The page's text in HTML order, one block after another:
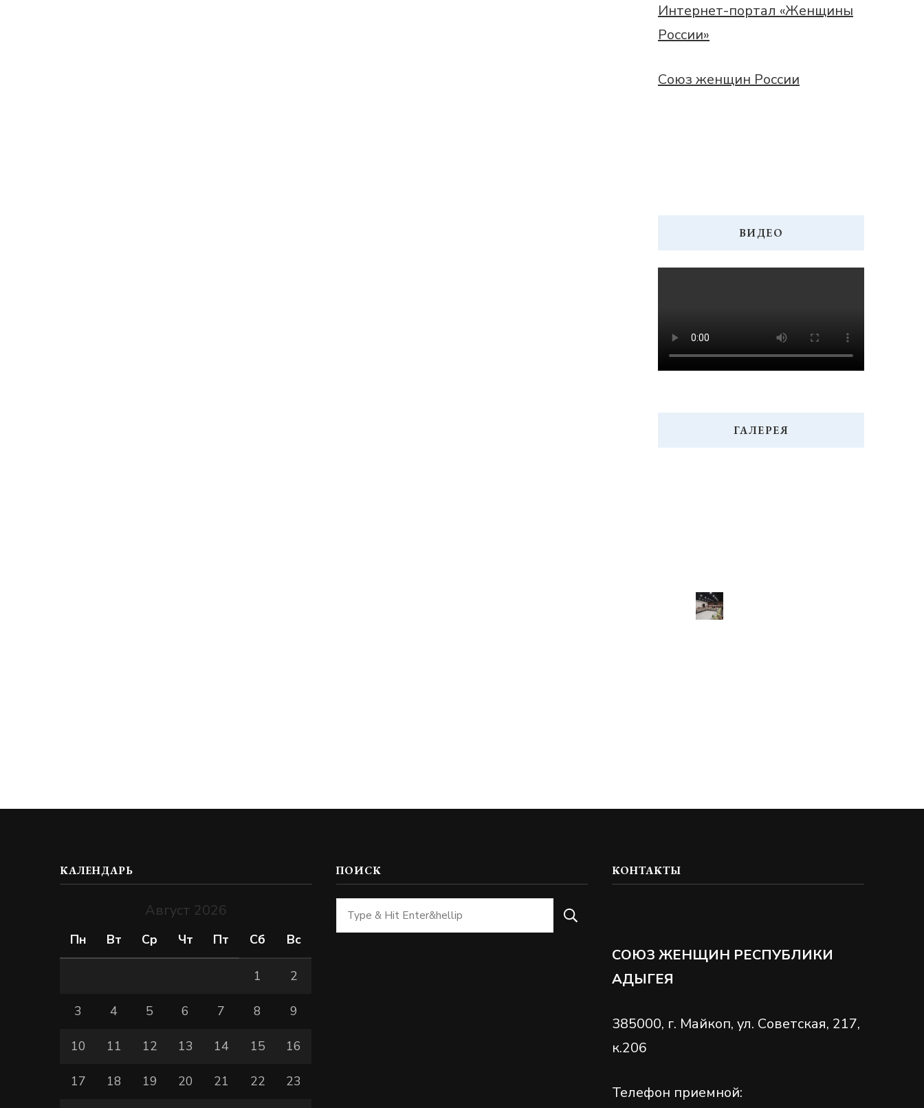
Интернет-портал «Женщины
России»
Союз женщин России
ВИДЕО
ГАЛЕРЕЯ
КАЛЕНДАРЬ
Август 2026
Пн Вт Ср Чт Пт Сб Вс
1 2
3 4 5 6 7 8 9
10 11 12 13 14 15 16
17 18 19 20 21 22 23
ПОИСК
Ищите
что-
КОНТАКТЫ
СОЮЗ ЖЕНЩИН РЕСПУБЛИКИ
АДЫГЕЯ
385000, г. Майкоп, ул. Советская, 217,
к.206
Телефон приемной: